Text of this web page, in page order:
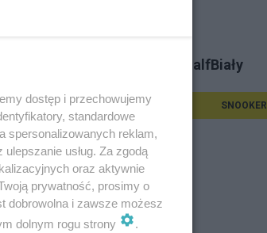
Tematy GandalfBiały
SNOOKER
dostęp i przechowujemy
standardowe
spersonalizowanych reklam,
usług. Za zgodą
oraz aktywnie
prywatność, prosimy o
dobrowolna i zawsze możesz
dolnym rogu strony